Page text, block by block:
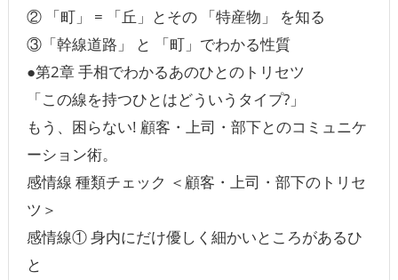
② 「町」 = 「丘」とその 「特産物」 を知る
③「幹線道路」 と 「町」でわかる性質
●第2章 手相でわかるあのひとのトリセツ
「この線を持つひとはどういうタイプ?」
もう、困らない! 顧客・上司・部下とのコミュニケ
ーション術。
感情線 種類チェック ＜顧客・上司・部下のトリセ
ツ＞
感情線① 身内にだけ優しく細かいところがあるひ
と